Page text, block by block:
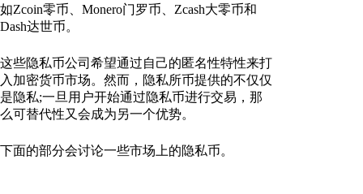
如Zcoin零币、Monero门罗币、Zcash大零币和
Dash达世币。
这些隐私币公司希望通过自己的匿名性特性来打
入加密货币市场。然而，隐私所币提供的不仅仅
是隐私;一旦用户开始通过隐私币进行交易，那
么可替代性又会成为另一个优势。
下面的部分会讨论一些市场上的隐私币。